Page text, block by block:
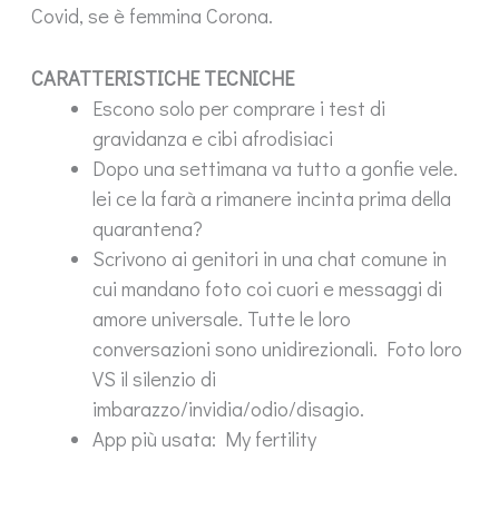
Covid, se è femmina Corona.
CARATTERISTICHE TECNICHE
Escono solo per comprare i test di
gravidanza e cibi afrodisiaci
Dopo una settimana va tutto a gonfie vele.
lei ce la farà a rimanere incinta prima della
quarantena?
Scrivono ai genitori in una chat comune in
cui mandano foto coi cuori e messaggi di
amore universale. Tutte le loro
conversazioni sono unidirezionali. Foto loro
VS il silenzio di
imbarazzo/invidia/odio/disagio.
App più usata: My fertility